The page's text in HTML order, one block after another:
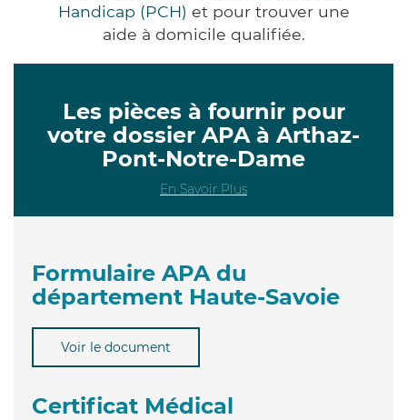
Handicap (PCH) et pour trouver une
aide à domicile qualifiée.
Les pièces à fournir pour
votre dossier APA à Arthaz-
Pont-Notre-Dame
En Savoir Plus
Formulaire APA du
département Haute-Savoie
Voir le document
Certificat Médical